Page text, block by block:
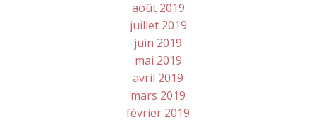
août 2019
juillet 2019
juin 2019
mai 2019
avril 2019
mars 2019
février 2019